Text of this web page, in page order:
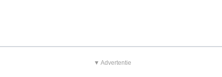
▼ Advertentie